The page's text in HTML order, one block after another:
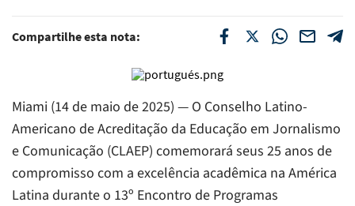
Compartilhe esta nota:
Miami (14 de maio de 2025) — O Conselho Latino-
Americano de Acreditação da Educação em Jornalismo
e Comunicação (CLAEP) comemorará seus 25 anos de
compromisso com a excelência acadêmica na América
Latina durante o 13º Encontro de Programas